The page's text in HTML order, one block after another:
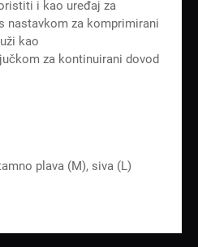
i kao uređaj za
nastavkom za komprimirani
kao
za kontinuirani dovod
plava (M), siva (L)